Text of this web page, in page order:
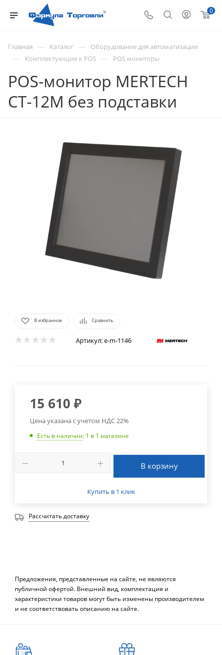
0
Главная — Каталог — Оборудование для автоматизации
— Комплектующие к POS — POS мониторы
POS-монитор MERTECH
CT-12M без подставки
В избранное Сравнить
Артикул:e-m-1146
15 610 ₽
Цена указана с учетом НДС 22%
Есть в наличии: 1 в 1 магазине
В корзину
Купить в 1 клик
Рассчитать доставку
Предложения, представленные на сайте, не являются
публичной офертой. Внешний вид, комплектация и
характеристики товаров могут быть изменены производителем
и не соответствовать описанию на сайте.